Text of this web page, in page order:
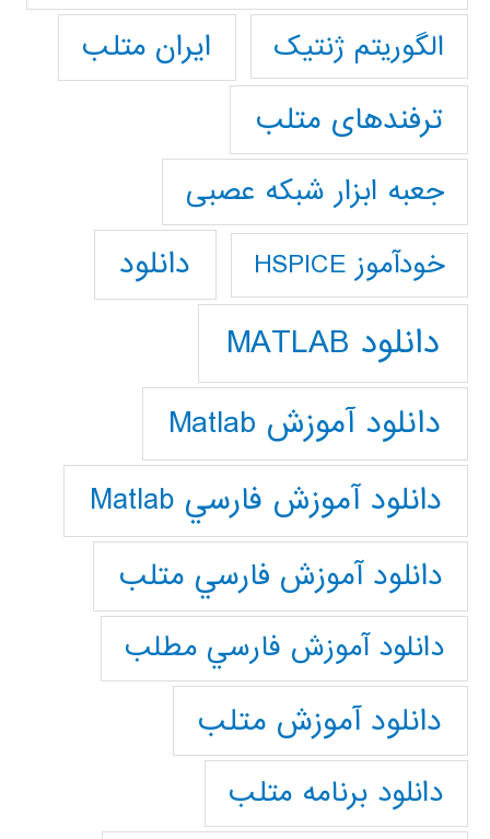
الگوریتم ژنتیک
ایران متلب
ترفندهای متلب
جعبه ابزار شبکه عصبی
خودآموز HSPICE دانلود
دانلود MATLAB
دانلود آموزش Matlab
دانلود آموزش فارسي Matlab
دانلود آموزش فارسي متلب
دانلود آموزش فارسي مطلب
دانلود آموزش متلب
دانلود برنامه متلب